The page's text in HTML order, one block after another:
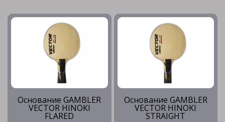
Основание GAMBLER
VECTOR HINOKI
FLARED
Основание GAMBLER
VECTOR HINOKI
STRAIGHT